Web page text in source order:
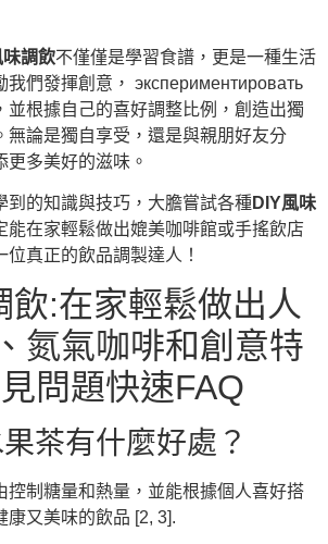
味調飲不僅僅是學習食譜，更是一種生活
我們發揮創意， экспериментировать
並根據自己的喜好調整比例，創造出獨
無論是獨自享受，還是與親朋好友分
多美好的滋味。
到的知識與技巧，大膽嘗試各種DIY風味
能在家輕鬆做出媲美咖啡館或手搖飲店
真正的飲品調製達人！
飲:在家輕鬆做出人
氮氣咖啡和創意特
問題快速FAQ
茶有什麼好處？
控制糖量和熱量，並能根據個人喜好搭
康又美味的飲品 [2, 3].